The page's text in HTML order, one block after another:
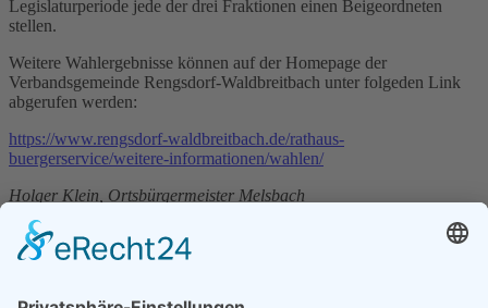
Legislaturperiode jede der drei Fraktionen einen Beigeordneten
stellen.
Weitere Wahlergebnisse können auf der Homepage der
Verbandsgemeinde Rengsdorf-Waldbreitbach unter folgeden Link
abgerufen werden:
https://www.rengsdorf-waldbreitbach.de/rathaus-
buergerservice/weitere-informationen/wahlen/
Holger Klein, Ortsbürgermeister Melsbach
Aktuelle Themen
Nachruf